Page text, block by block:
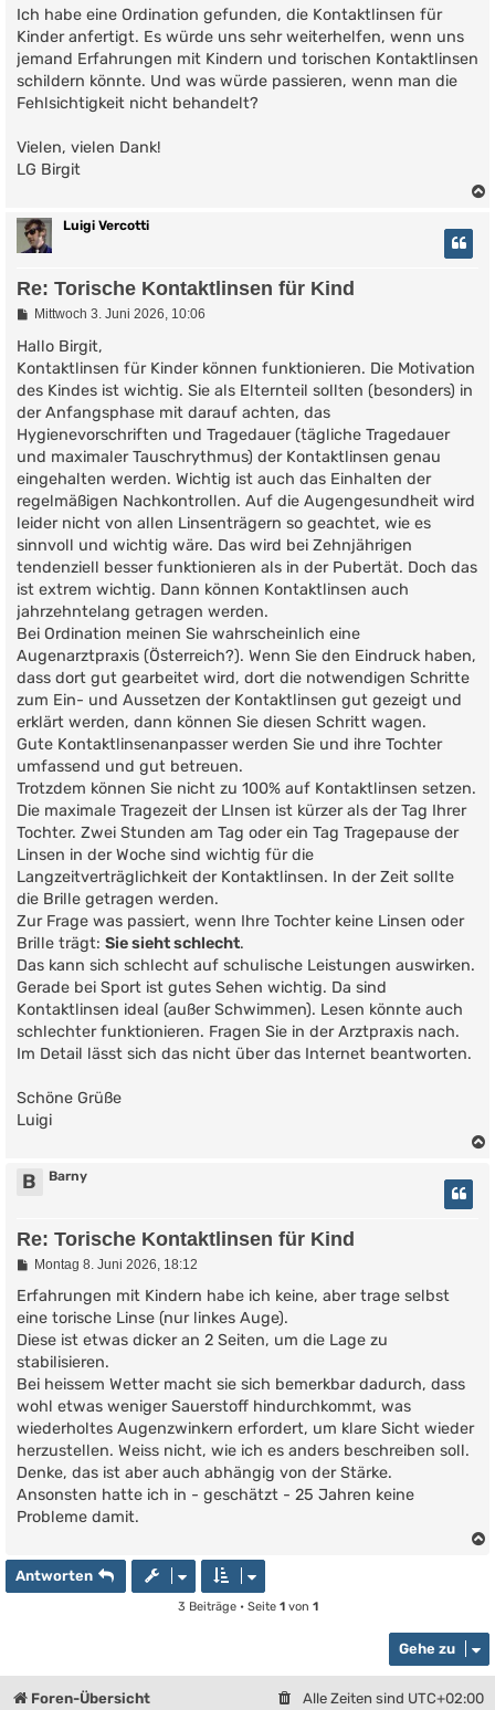
Ich habe eine Ordination gefunden, die Kontaktlinsen für
Kinder anfertigt. Es würde uns sehr weiterhelfen, wenn uns
jemand Erfahrungen mit Kindern und torischen Kontaktlinsen
schildern könnte. Und was würde passieren, wenn man die
Fehlsichtigkeit nicht behandelt?
Vielen, vielen Dank!
LG Birgit
Luigi Vercotti
Re: Torische Kontaktlinsen für Kind
B
i
r
a
g
Mittwoch 3. Juni 2026, 10:06
Hallo Birgit,
Kontaktlinsen für Kinder können funktionieren. Die Motivation
des Kindes ist wichtig. Sie als Elternteil sollten (besonders) in
der Anfangsphase mit darauf achten, das
Hygienevorschriften und Tragedauer (tägliche Tragedauer
und maximaler Tauschrythmus) der Kontaktlinsen genau
eingehalten werden. Wichtig ist auch das Einhalten der
regelmäßigen Nachkontrollen. Auf die Augengesundheit wird
leider nicht von allen Linsenträgern so geachtet, wie es
sinnvoll und wichtig wäre. Das wird bei Zehnjährigen
tendenziell besser funktionieren als in der Pubertät. Doch das
ist extrem wichtig. Dann können Kontaktlinsen auch
jahrzehntelang getragen werden.
Bei Ordination meinen Sie wahrscheinlich eine
Augenarztpraxis (Österreich?). Wenn Sie den Eindruck haben,
dass dort gut gearbeitet wird, dort die notwendigen Schritte
zum Ein- und Aussetzen der Kontaktlinsen gut gezeigt und
erklärt werden, dann können Sie diesen Schritt wagen.
Gute Kontaktlinsenanpasser werden Sie und ihre Tochter
umfassend und gut betreuen.
Trotzdem können Sie nicht zu 100% auf Kontaktlinsen setzen.
Die maximale Tragezeit der LInsen ist kürzer als der Tag Ihrer
Tochter. Zwei Stunden am Tag oder ein Tag Tragepause der
Linsen in der Woche sind wichtig für die
Langzeitverträglichkeit der Kontaktlinsen. In der Zeit sollte
die Brille getragen werden.
Zur Frage was passiert, wenn Ihre Tochter keine Linsen oder
Brille trägt: Sie sieht schlecht.
Das kann sich schlecht auf schulische Leistungen auswirken.
Gerade bei Sport ist gutes Sehen wichtig. Da sind
Kontaktlinsen ideal (außer Schwimmen). Lesen könnte auch
schlechter funktionieren. Fragen Sie in der Arztpraxis nach.
Im Detail lässt sich das nicht über das Internet beantworten.
Schöne Grüße
Luigi
B Barny
Re: Torische Kontaktlinsen für Kind
B
i
r
a
g
Montag 8. Juni 2026, 18:12
Erfahrungen mit Kindern habe ich keine, aber trage selbst
eine torische Linse (nur linkes Auge).
Diese ist etwas dicker an 2 Seiten, um die Lage zu
stabilisieren.
Bei heissem Wetter macht sie sich bemerkbar dadurch, dass
wohl etwas weniger Sauerstoff hindurchkommt, was
wiederholtes Augenzwinkern erfordert, um klare Sicht wieder
herzustellen. Weiss nicht, wie ich es anders beschreiben soll.
Denke, das ist aber auch abhängig von der Stärke.
Ansonsten hatte ich in - geschätzt - 25 Jahren keine
Probleme damit.
b
n
Antworten
3 Beiträge • Seite 1von 1
Gehe zu
Foren-Übersicht Alle Zeiten sind UTC+02:00